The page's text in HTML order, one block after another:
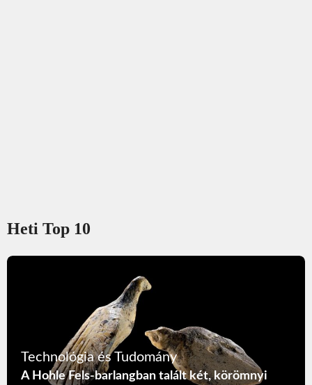
Heti Top 10
Technológia és Tudomány
A Hohle Fels-barlangban talált két, körömnyi